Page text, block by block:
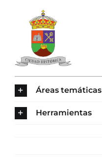
contenido
Áreas temáticas
Herramientas